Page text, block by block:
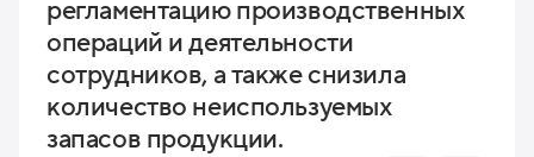
регламентацию производственных
операций и деятельности
сотрудников, а также снизила
количество неиспользуемых
запасов продукции.